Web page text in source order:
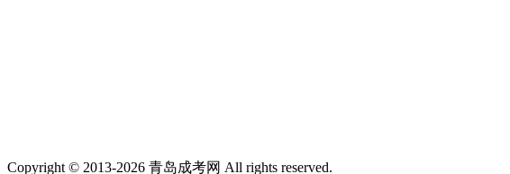
Copyright © 2013-2026 青岛成考网 All rights reserved.